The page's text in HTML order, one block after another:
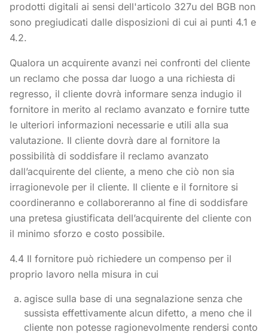
prodotti digitali ai sensi dell'articolo 327u del BGB non
sono pregiudicati dalle disposizioni di cui ai punti 4.1 e
4.2.
Qualora un acquirente avanzi nei confronti del cliente
un reclamo che possa dar luogo a una richiesta di
regresso, il cliente dovrà informare senza indugio il
fornitore in merito al reclamo avanzato e fornire tutte
le ulteriori informazioni necessarie e utili alla sua
valutazione. Il cliente dovrà dare al fornitore la
possibilità di soddisfare il reclamo avanzato
dall’acquirente del cliente, a meno che ciò non sia
irragionevole per il cliente. Il cliente e il fornitore si
coordineranno e collaboreranno al fine di soddisfare
una pretesa giustificata dell’acquirente del cliente con
il minimo sforzo e costo possibile.
4.4 Il fornitore può richiedere un compenso per il
proprio lavoro nella misura in cui
agisce sulla base di una segnalazione senza che
sussista effettivamente alcun difetto, a meno che il
cliente non potesse ragionevolmente rendersi conto